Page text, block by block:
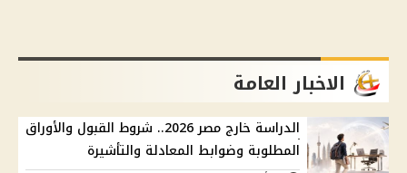
الاخبار العامة
الدراسة خارج مصر 2026.. شروط القبول والأوراق
المطلوبة وضوابط المعادلة والتأشيرة